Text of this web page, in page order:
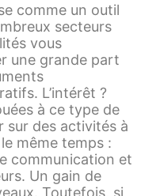
comme un outil
secteurs
vous
une grande part
L’intérêt ?
à ce type de
sur des activités à
même temps :
communication et
Un gain de
Toutefois, si